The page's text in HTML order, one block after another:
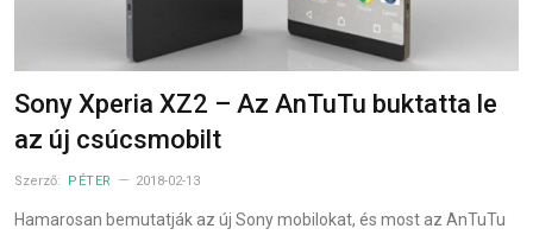
Sony Xperia XZ2 – Az AnTuTu buktatta le
az új csúcsmobilt
Szerző: PÉTER 2018-02-13
Hamarosan bemutatják az új Sony mobilokat, és most az AnTuTu